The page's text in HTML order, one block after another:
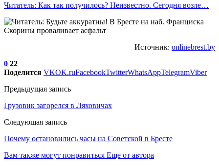
Читатель: Как так получилось? Неизвестно. Сегодня возле…
Источник: onlinebrest.by
0 22
Поделится VKOK.ruFacebookTwitterWhatsAppTelegramViber
Предыдущая запись
Грузовик загорелся в Ляховичах
Следующая запись
Почему остановились часы на Советской в Бресте
Вам также могут понравиться Еще от автора